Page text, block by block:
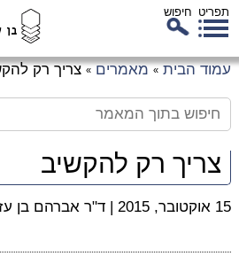
תפריט חיפוש
עמוד הבית » מאמרים » צריך רק
צריך רק להקשיב
15 אוקטובר, 2015 | ד"ר אברהם בן